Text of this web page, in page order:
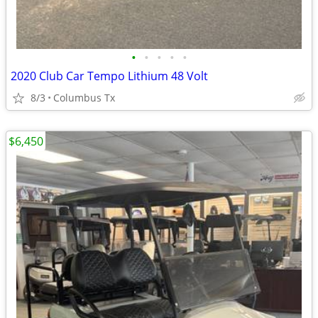
• • • • •
2020 Club Car Tempo Lithium 48 Volt
8/3 Columbus Tx
$6,450